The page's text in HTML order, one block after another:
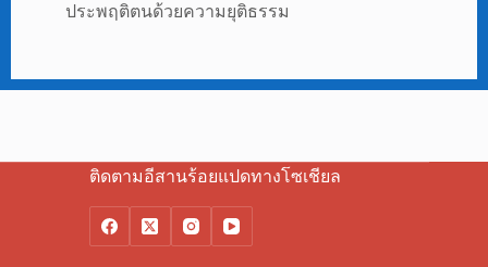
ประพฤติตนด้วยความยุติธรรม
ติดตามอีสานร้อยแปดทางโซเชียล